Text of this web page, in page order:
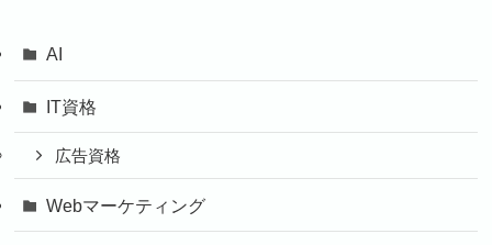
AI
IT資格
広告資格
Webマーケティング